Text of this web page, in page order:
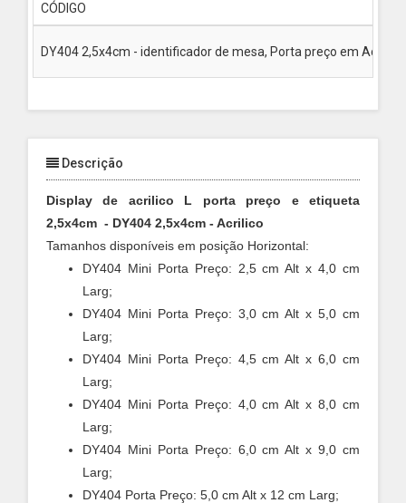
CÓDIGO
DY404 2,5x4cm - identificador de mesa, Porta preço em Acrilico
Descrição
Display de acrilico L porta preço e etiqueta
2,5x4cm - DY404 2,5x4cm - Acrilico
Tamanhos disponíveis em posição Horizontal:
DY404 Mini Porta Preço: 2,5 cm Alt x 4,0 cm
Larg;
DY404 Mini Porta Preço: 3,0 cm Alt x 5,0 cm
Larg;
DY404 Mini Porta Preço: 4,5 cm Alt x 6,0 cm
Larg;
DY404 Mini Porta Preço: 4,0 cm Alt x 8,0 cm
Larg;
DY404 Mini Porta Preço: 6,0 cm Alt x 9,0 cm
Larg;
DY404 Porta Preço: 5,0 cm Alt x 12 cm Larg;